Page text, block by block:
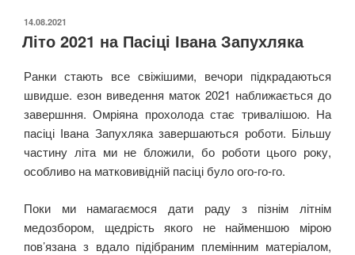
ОПУБЛІКОВАНО
14.08.2021
Літо 2021 на Пасіці Івана Запухляка
Ранки стають все свіжішими, вечори підкрадаються
швидше. езон виведення маток 2021 наближається до
завершння. Омріяна прохолода стає тривалішою. На
пасіці Івана Запухляка завершаються роботи. Більшу
частину літа ми не бложили, бо роботи цього року,
особливо на матковивідній пасіці було ого-го-го.
Поки ми намагаємося дати раду з пізнім літнім
медозбором, щедрість якого не найменшою мірою
пов’язана з вдало підібраним племінним матеріалом,